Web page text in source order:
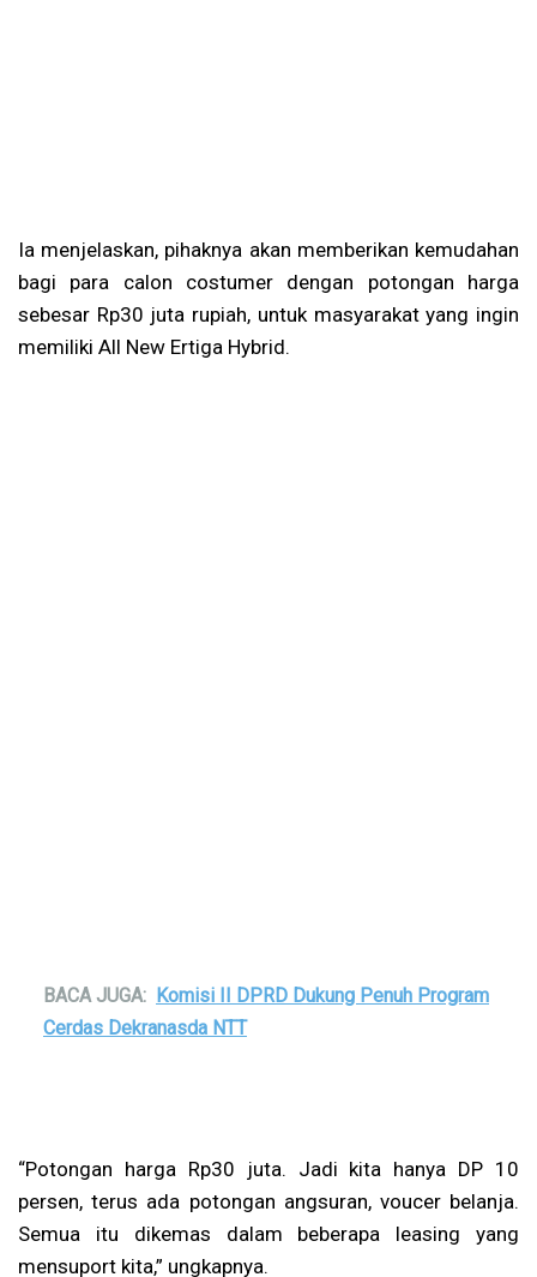
Ia menjelaskan, pihaknya akan memberikan kemudahan
bagi para calon costumer dengan potongan harga
sebesar Rp30 juta rupiah, untuk masyarakat yang ingin
memiliki All New Ertiga Hybrid.
BACA JUGA: Komisi II DPRD Dukung Penuh Program
Cerdas Dekranasda NTT
“Potongan harga Rp30 juta. Jadi kita hanya DP 10
persen, terus ada potongan angsuran, voucer belanja.
Semua itu dikemas dalam beberapa leasing yang
mensuport kita,” ungkapnya.